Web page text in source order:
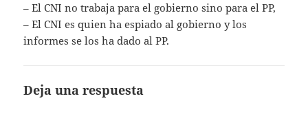
– El CNI no trabaja para el gobierno sino para el PP,
– El CNI es quien ha espiado al gobierno y los
informes se los ha dado al PP.
Deja una respuesta